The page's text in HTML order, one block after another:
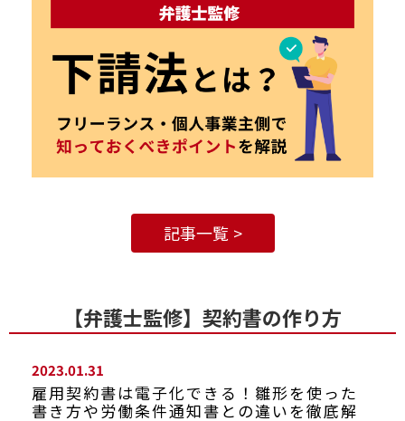
記事一覧
【弁護士監修】契約書の作り方
2023.01.31
雇用契約書は電子化できる！雛形を使った
書き方や労働条件通知書との違いを徹底解